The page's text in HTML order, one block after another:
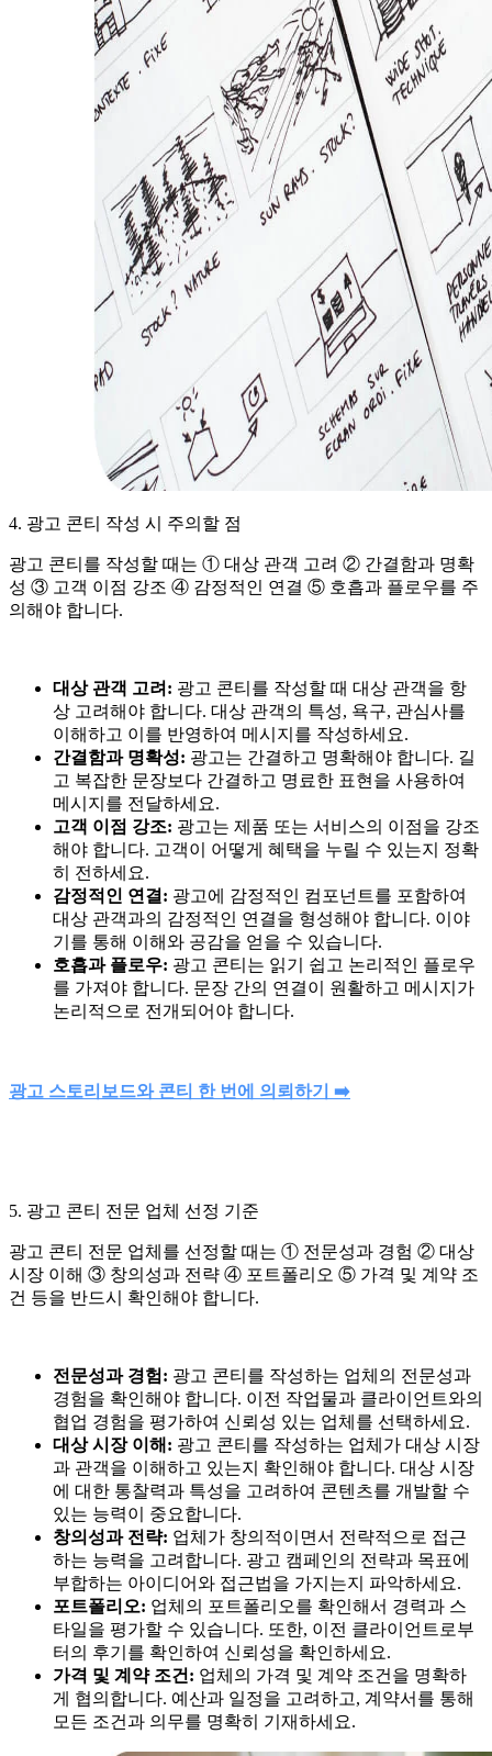
4. 광고 콘티 작성 시 주의할 점
광고 콘티를 작성할 때는 ① 대상 관객 고려 ② 간결함과 명확
성 ③ 고객 이점 강조 ④ 감정적인 연결 ⑤ 호흡과 플로우를 주
의해야 합니다.
대상 관객 고려: 광고 콘티를 작성할 때 대상 관객을 항
상 고려해야 합니다. 대상 관객의 특성, 욕구, 관심사를
이해하고 이를 반영하여 메시지를 작성하세요.
간결함과 명확성: 광고는 간결하고 명확해야 합니다. 길
고 복잡한 문장보다 간결하고 명료한 표현을 사용하여
메시지를 전달하세요.
고객 이점 강조: 광고는 제품 또는 서비스의 이점을 강조
해야 합니다. 고객이 어떻게 혜택을 누릴 수 있는지 정확
히 전하세요.
감정적인 연결: 광고에 감정적인 컴포넌트를 포함하여
대상 관객과의 감정적인 연결을 형성해야 합니다. 이야
기를 통해 이해와 공감을 얻을 수 있습니다.
호흡과 플로우: 광고 콘티는 읽기 쉽고 논리적인 플로우
를 가져야 합니다. 문장 간의 연결이 원활하고 메시지가
논리적으로 전개되어야 합니다.
광고 스토리보드와 콘티 한 번에 의뢰하기 ➡️
5. 광고 콘티 전문 업체 선정 기준
광고 콘티 전문 업체를 선정할 때는 ① 전문성과 경험 ② 대상
시장 이해 ③ 창의성과 전략 ④ 포트폴리오 ⑤ 가격 및 계약 조
건 등을 반드시 확인해야 합니다.
전문성과 경험: 광고 콘티를 작성하는 업체의 전문성과
경험을 확인해야 합니다. 이전 작업물과 클라이언트와의
협업 경험을 평가하여 신뢰성 있는 업체를 선택하세요.
대상 시장 이해: 광고 콘티를 작성하는 업체가 대상 시장
과 관객을 이해하고 있는지 확인해야 합니다. 대상 시장
에 대한 통찰력과 특성을 고려하여 콘텐츠를 개발할 수
있는 능력이 중요합니다.
창의성과 전략: 업체가 창의적이면서 전략적으로 접근
하는 능력을 고려합니다. 광고 캠페인의 전략과 목표에
부합하는 아이디어와 접근법을 가지는지 파악하세요.
포트폴리오: 업체의 포트폴리오를 확인해서 경력과 스
타일을 평가할 수 있습니다. 또한, 이전 클라이언트로부
터의 후기를 확인하여 신뢰성을 확인하세요.
가격 및 계약 조건: 업체의 가격 및 계약 조건을 명확하
게 협의합니다. 예산과 일정을 고려하고, 계약서를 통해
모든 조건과 의무를 명확히 기재하세요.